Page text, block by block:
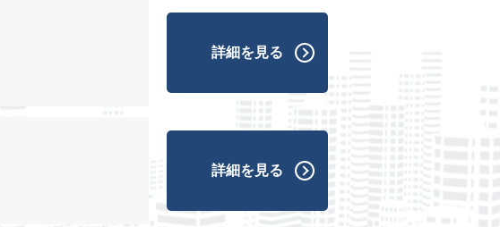
詳細を見る
詳細を見る